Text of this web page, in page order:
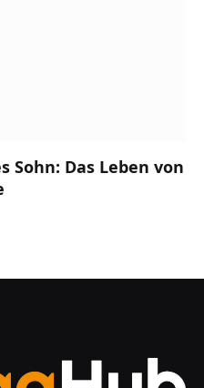
Sohn: Das Leben von